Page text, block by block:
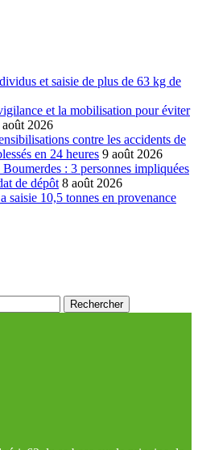
et saisie de plus de 63 kg de
et la mobilisation pour éviter
août 2026
contre les accidents de
en 24 heures 9 août 2026
: 3 personnes impliquées
de dépôt 8 août 2026
saisie 10,5 tonnes en provenance